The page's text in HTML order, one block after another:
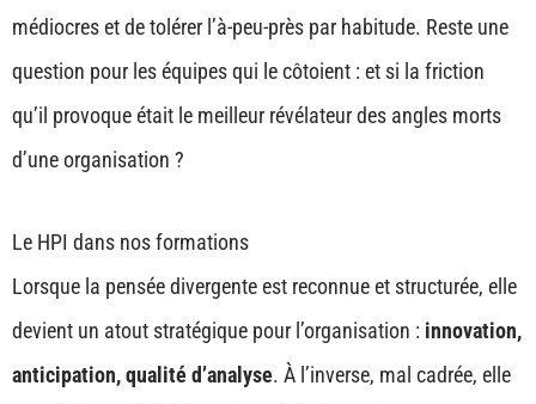
médiocres et de tolérer l’à-peu-près par habitude. Reste une
question pour les équipes qui le côtoient : et si la friction
qu’il provoque était le meilleur révélateur des angles morts
d’une organisation ?
Le HPI dans nos formations
Lorsque la pensée divergente est reconnue et structurée, elle
devient un atout stratégique pour l’organisation : innovation,
anticipation, qualité d’analyse. À l’inverse, mal cadrée, elle